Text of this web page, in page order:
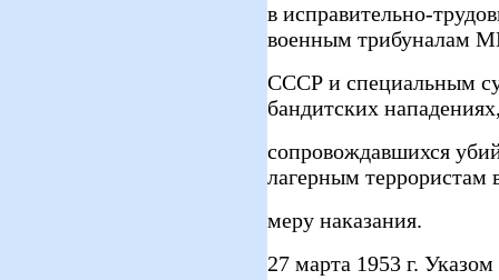
в исправительно-
военным трибуналам
СССР и специальным
бандитских
сопровождавшихся
лагерным
меру наказания.
27 марта 1953 г.